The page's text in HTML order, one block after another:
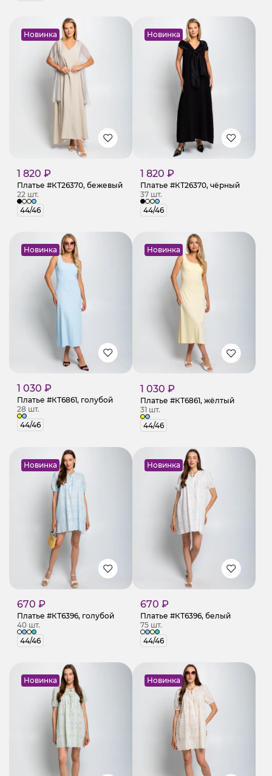
Новинка
1 820 ₽
Платье #КТ26370, бежевый
22 шт.
44/46
Новинка
1 820 ₽
Платье #КТ26370, чёрный
37 шт.
44/46
Новинка
1 030 ₽
Платье #КТ6861, голубой
28 шт.
44/46
Новинка
1 030 ₽
Платье #КТ6861, жёлтый
31 шт.
44/46
Новинка
670 ₽
Платье #КТ6396, голубой
40 шт.
44/46
Новинка
670 ₽
Платье #КТ6396, белый
75 шт.
44/46
Новинка Новинка